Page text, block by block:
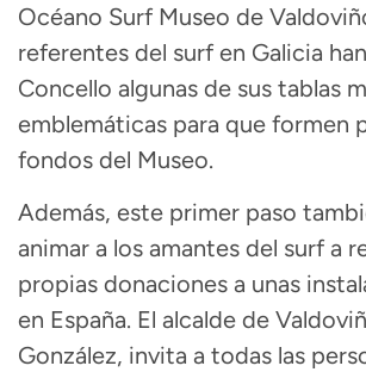
Océano Surf Museo de
referentes del surf en Galicia
Concello algunas de sus tablas
emblemáticas para que formen
fondos del Museo.
Además, este primer paso
animar a los amantes del surf a
propias donaciones a unas
en España. El alcalde de
González, invita a todas las